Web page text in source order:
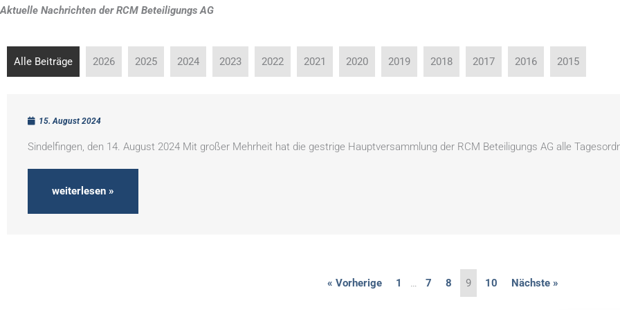
Aktuelle Nachrichten der RCM Beteiligungs AG
Alle Beiträge 2026 2025 2024 2023 2022 2021 2020 2019 2018 2017 2016 2015
15. August 2024
Sindelfingen, den 14. August 2024 Mit großer Mehrheit hat die gestrige Hauptversammlung der RCM Beteiligungs AG alle
weiterlesen »
« Vorherige 1 … 7 8 9 10 Nächste »